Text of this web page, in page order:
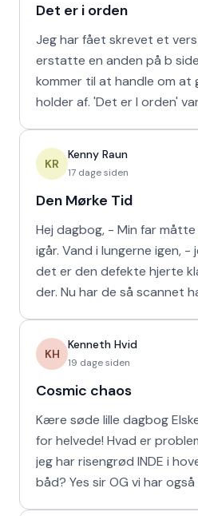
Det er i orden
Jeg har fået skrevet et
erstatte en anden på b siden
kommer til at handle om at
holder af. 'Det er I orden'
KR
Kenny Raun
17 dage siden
Den Mørke Tid
Hej dagbog, - Min far
igår. Vand i lungerne igen, -
det er den defekte hjerte
der. Nu har de så scannet
KH
Kenneth Hvid
19 dage siden
Cosmic chaos
Kære søde lille dagbog Elsker du mig endnu? Ja
for helvede! Hvad er problemet?
jeg har risengrød INDE i
båd? Yes sir OG vi har også en Harley og en